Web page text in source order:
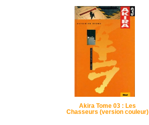
Akira Tome 03 : Les
Chasseurs (version couleur)